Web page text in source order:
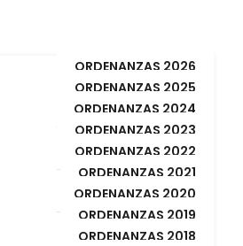
ORDENANZAS 2026
ORDENANZAS 2025
ORDENANZAS 2024
ORDENANZAS 2023
ORDENANZAS 2022
ORDENANZAS 2021
ORDENANZAS 2020
ORDENANZAS 2019
ORDENANZAS 2018